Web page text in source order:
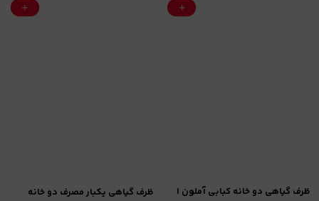
ظرف گیاهی دو خانه کبابی آملون |
ظرف گیاهی یکبار مصرف دو خانه